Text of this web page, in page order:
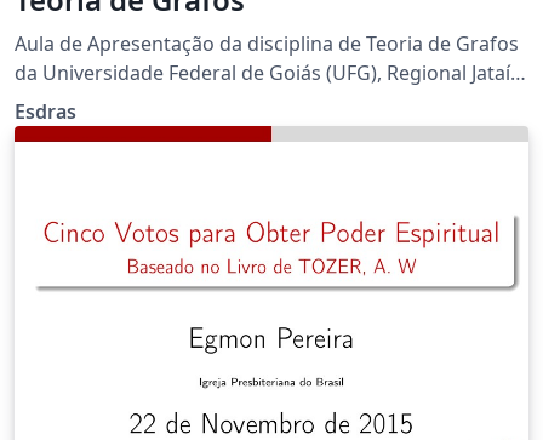
Aula de Apresentação da disciplina de Teoria de Grafos
da Universidade Federal de Goiás (UFG), Regional Jataí,
semestre 2016.1.
Esdras